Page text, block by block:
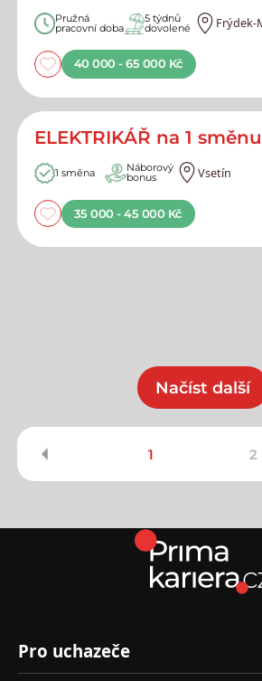
Pružná
pracovní doba
5 týdnů
dovolené Frýdek-
40 000 - 65 000 Kč
ELEKTRIKÁŘ na 1
1 směna Náborový
bonus Vsetín
35 000 - 45 000 Kč
Načíst další
1 2
Pro uchazeče